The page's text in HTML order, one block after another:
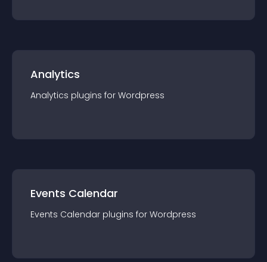
Analytics
Analytics plugins for Wordpress
Events Calendar
Events Calendar plugins for Wordpress